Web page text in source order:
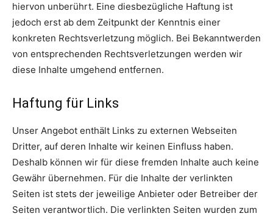
hiervon unberührt. Eine diesbezügliche Haftung ist
jedoch erst ab dem Zeitpunkt der Kenntnis einer
konkreten Rechtsverletzung möglich. Bei Bekanntwerden
von entsprechenden Rechtsverletzungen werden wir
diese Inhalte umgehend entfernen.
Haftung für Links
Unser Angebot enthält Links zu externen Webseiten
Dritter, auf deren Inhalte wir keinen Einfluss haben.
Deshalb können wir für diese fremden Inhalte auch keine
Gewähr übernehmen. Für die Inhalte der verlinkten
Seiten ist stets der jeweilige Anbieter oder Betreiber der
Seiten verantwortlich. Die verlinkten Seiten wurden zum